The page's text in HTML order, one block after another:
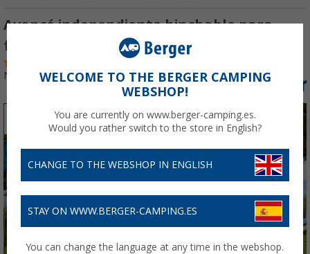
Avancé independiente hinchable para
furgoneta Touring Air Berger
Nº de artículo 328200
WELCOME TO THE BERGER CAMPING
WEBSHOP!
You are currently on www.berger-camping.es.
Would you rather switch to the store in English?
CHANGE TO THE WEBSHOP IN ENGLISH
STAY ON WWW.BERGER-CAMPING.ES
You can change the language at any time in the webshop.